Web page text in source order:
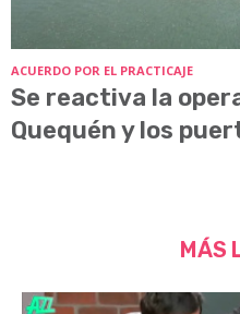
ACUERDO POR EL PRACTICAJE
Se reactiva la
Quequén y los
MÁS